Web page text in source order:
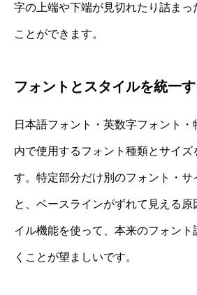
字の上端や下端が見切れたり詰まっ
ことができます。
フォントとスタイルを統一
日本語フォント・英数字フォント
内で使用するフォント種類とサイズ
す。特定部分だけ別のフォント・サ
と、ベースラインがずれて見える原
イル機能を使って、本来のフォント
くことが望ましいです。